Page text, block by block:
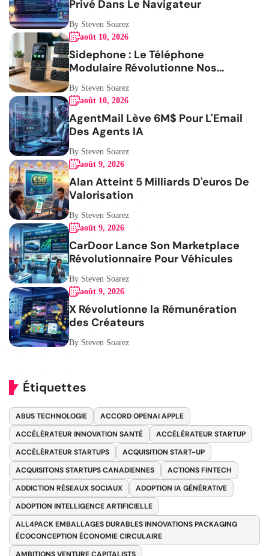
Privé Dans Le Navigateur
By Steven Soarez
août 10, 2026
Sidephone : Le Téléphone
Modulaire Révolutionne Nos
Habitudes
By Steven Soarez
août 10, 2026
AgentMail Lève 6M$ Pour L'Email
Des Agents IA
By Steven Soarez
août 9, 2026
Alan Atteint 5 Milliards D'euros De
Valorisation
By Steven Soarez
août 9, 2026
CarDoor Lance Son Marketplace
Révolutionnaire Pour Véhicules
By Steven Soarez
août 9, 2026
X Révolutionne la Rémunération
des Créateurs
By Steven Soarez
Étiquettes
ABUS TECHNOLOGIE
ACCORD OPENAI APPLE
ACCÉLÉRATEUR INNOVATION SANTÉ
ACCÉLÉRATEUR STARTUP
ACCÉLÉRATEUR STARTUPS
ACQUISITION START-UP
ACQUISITONS STARTUPS CANADIENNES
ACTIONS FINTECH
ADDICTION RÉSEAUX SOCIAUX
ADOPTION IA GÉNÉRATIVE
ADOPTION INTELLIGENCE ARTIFICIELLE
ALL4PACK EMBALLAGES DURABLES INNOVATIONS PACKAGING
ÉCOCONCEPTION ÉCONOMIE CIRCULAIRE